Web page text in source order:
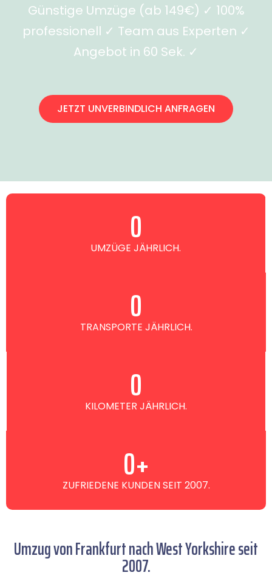
Günstige Umzüge (ab 149€) ✓ 100%
professionell ✓ Team aus Experten ✓
Angebot in 60 Sek. ✓
JETZT UNVERBINDLICH ANFRAGEN
UMZÜGE JÄHRLICH.
0
TRANSPORTE JÄHRLICH.
0
KILOMETER JÄHRLICH.
0
ZUFRIEDENE KUNDEN SEIT 2007.
0+
Umzug von Frankfurt nach West Yorkshire seit
2007.